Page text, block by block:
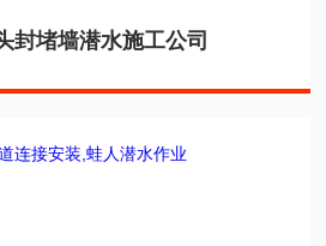
封堵墙潜水施工公司